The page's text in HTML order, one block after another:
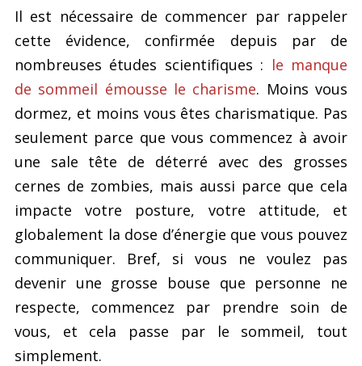
Il est nécessaire de commencer par rappeler
cette évidence, confirmée depuis par de
nombreuses études scientifiques : le manque
de sommeil émousse le charisme. Moins vous
dormez, et moins vous êtes charismatique. Pas
seulement parce que vous commencez à avoir
une sale tête de déterré avec des grosses
cernes de zombies, mais aussi parce que cela
impacte votre posture, votre attitude, et
globalement la dose d’énergie que vous pouvez
communiquer. Bref, si vous ne voulez pas
devenir une grosse bouse que personne ne
respecte, commencez par prendre soin de
vous, et cela passe par le sommeil, tout
simplement.